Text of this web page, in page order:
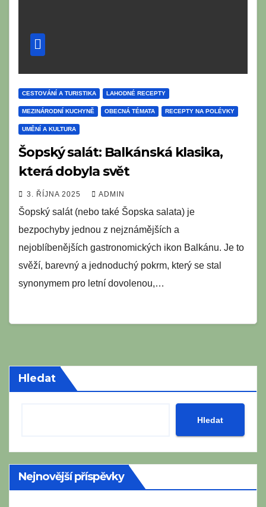
CESTOVÁNÍ A TURISTIKA LAHODNÉ RECEPTY
MEZINÁRODNÍ KUCHYNĚ OBECNÁ TÉMATA RECEPTY NA POLÉVKY
UMĚNÍ A KULTURA
Šopský salát: Balkánská klasika,
která dobyla svět
3. ŘÍJNA 2025 ADMIN
Šopský salát (nebo také Šopska salata) je
bezpochyby jednou z nejznámějších a
nejoblíbenějších gastronomických ikon Balkánu. Je to
svěží, barevný a jednoduchý pokrm, který se stal
synonymem pro letní dovolenou,…
Hledat
Hledat
Nejnovější příspěvky